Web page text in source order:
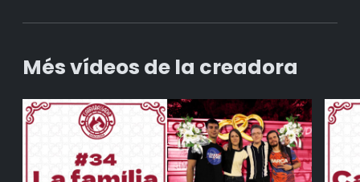
Més vídeos de la creadora